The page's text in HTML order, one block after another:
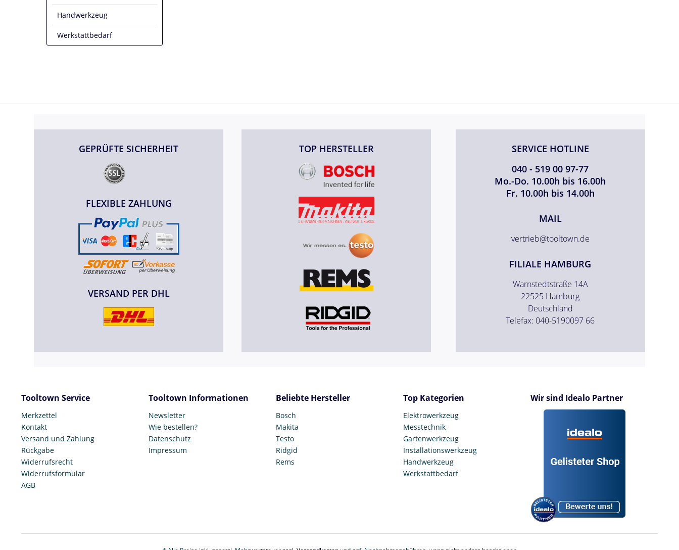
Handwerkzeug
Werkstattbedarf
GEPRÜFTE SICHERHEIT
FLEXIBLE ZAHLUNG
VERSAND PER DHL
TOP HERSTELLER
SERVICE HOTLINE
040 - 519 00 97-77
Mo.-Do. 10.00h bis 16.00h
Fr. 10.00h bis 14.00h
MAIL
vertrieb@tooltown.de
FILIALE HAMBURG
Warnstedtstraße 14A
22525 Hamburg
Deutschland
Telefax: 040-5190097 66
Tooltown Service
Merkzettel
Kontakt
Versand und Zahlung
Rückgabe
Widerrufsrecht
Widerrufsformular
AGB
Tooltown Informationen
Newsletter
Wie bestellen?
Datenschutz
Impressum
Beliebte Hersteller
Bosch
Makita
Testo
Ridgid
Rems
Top Kategorien
Elektrowerkzeug
Messtechnik
Gartenwerkzeug
Installationswerkzeug
Handwerkzeug
Werkstattbedarf
Wir sind Idealo Partner